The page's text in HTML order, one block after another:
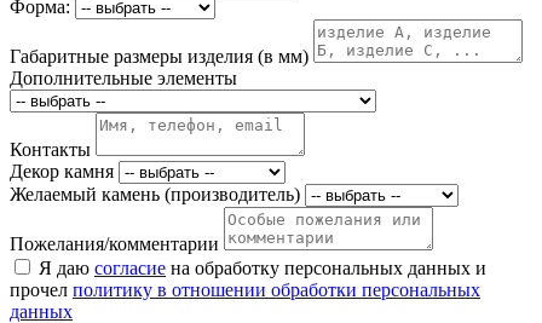
Форма:
Габаритные размеры изделия (в мм)
Дополнительные элементы
Контакты
Декор камня
Желаемый камень (производитель)
Пожелания/комментарии
Я даю согласие на обработку персональных данных и
прочел политику в отношении обработки персональных
данных